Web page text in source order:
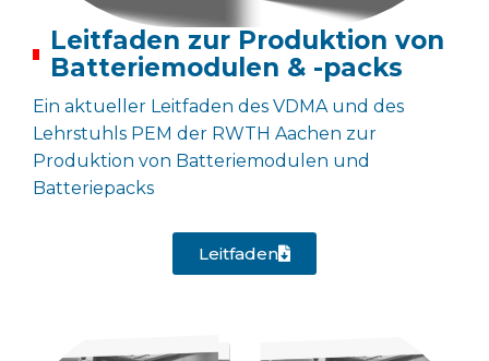
Leitfaden zur Produktion von
Batteriemodulen & -packs
Ein aktueller Leitfaden des VDMA und des
Lehrstuhls PEM der RWTH Aachen zur
Produktion von Batteriemodulen und
Batteriepacks
Leitfaden